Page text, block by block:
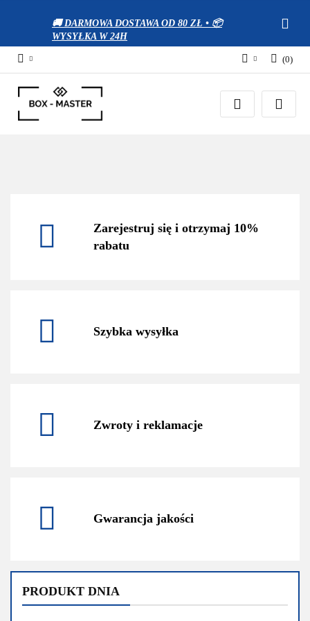
🚚 DARMOWA DOSTAWA OD 80 ZŁ • 📦
WYSYŁKA W 24H
Zaloguj się
Zarejestruj się
(0)
Zarejestruj się i otrzymaj 10%
rabatu
Szybka wysyłka
Zwroty i reklamacje
Gwarancja jakości
PRODUKT DNIA